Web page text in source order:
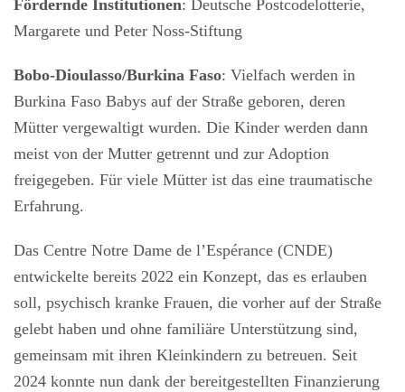
Fördernde Institutionen: Deutsche Postcodelotterie,
Margarete und Peter Noss-Stiftung
Bobo-Dioulasso/Burkina Faso: Vielfach werden in
Burkina Faso Babys auf der Straße geboren, deren
Mütter vergewaltigt wurden. Die Kinder werden dann
meist von der Mutter getrennt und zur Adoption
freigegeben. Für viele Mütter ist das eine traumatische
Erfahrung.
Das Centre Notre Dame de l’Espérance (CNDE)
entwickelte bereits 2022 ein Konzept, das es erlauben
soll, psychisch kranke Frauen, die vorher auf der Straße
gelebt haben und ohne familiäre Unterstützung sind,
gemeinsam mit ihren Kleinkindern zu betreuen. Seit
2024 konnte nun dank der bereitgestellten Finanzierung